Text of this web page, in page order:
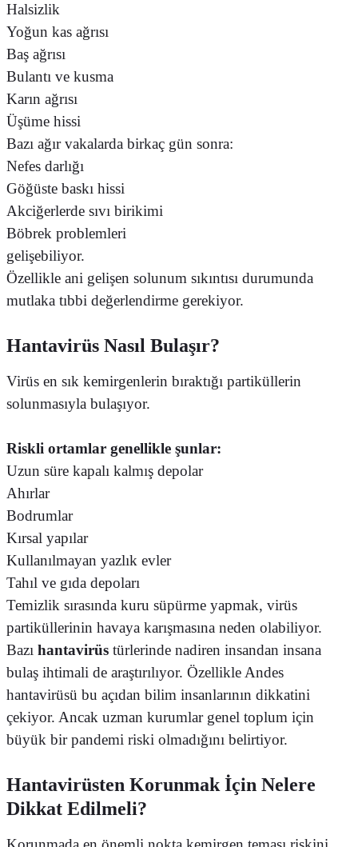
Halsizlik
Yoğun kas ağrısı
Baş ağrısı
Bulantı ve kusma
Karın ağrısı
Üşüme hissi
Bazı ağır vakalarda birkaç gün sonra:
Nefes darlığı
Göğüste baskı hissi
Akciğerlerde sıvı birikimi
Böbrek problemleri
gelişebiliyor.
Özellikle ani gelişen solunum sıkıntısı durumunda
mutlaka tıbbi değerlendirme gerekiyor.
Hantavirüs Nasıl Bulaşır?
Virüs en sık kemirgenlerin bıraktığı partiküllerin
solunmasıyla bulaşıyor.
Riskli ortamlar genellikle şunlar:
Uzun süre kapalı kalmış depolar
Ahırlar
Bodrumlar
Kırsal yapılar
Kullanılmayan yazlık evler
Tahıl ve gıda depoları
Temizlik sırasında kuru süpürme yapmak, virüs
partiküllerinin havaya karışmasına neden olabiliyor.
Bazı hantavirüs türlerinde nadiren insandan insana
bulaş ihtimali de araştırılıyor. Özellikle Andes
hantavirüsü bu açıdan bilim insanlarının dikkatini
çekiyor. Ancak uzman kurumlar genel toplum için
büyük bir pandemi riski olmadığını belirtiyor.
Hantavirüsten Korunmak İçin Nelere
Dikkat Edilmeli?